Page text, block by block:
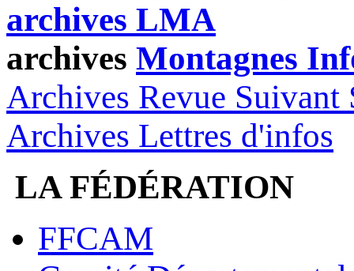
archives LMA
archives Montagnes
Archives Revue Suivant
Archives Lettres d'infos
LA FÉDÉRATION
FFCAM